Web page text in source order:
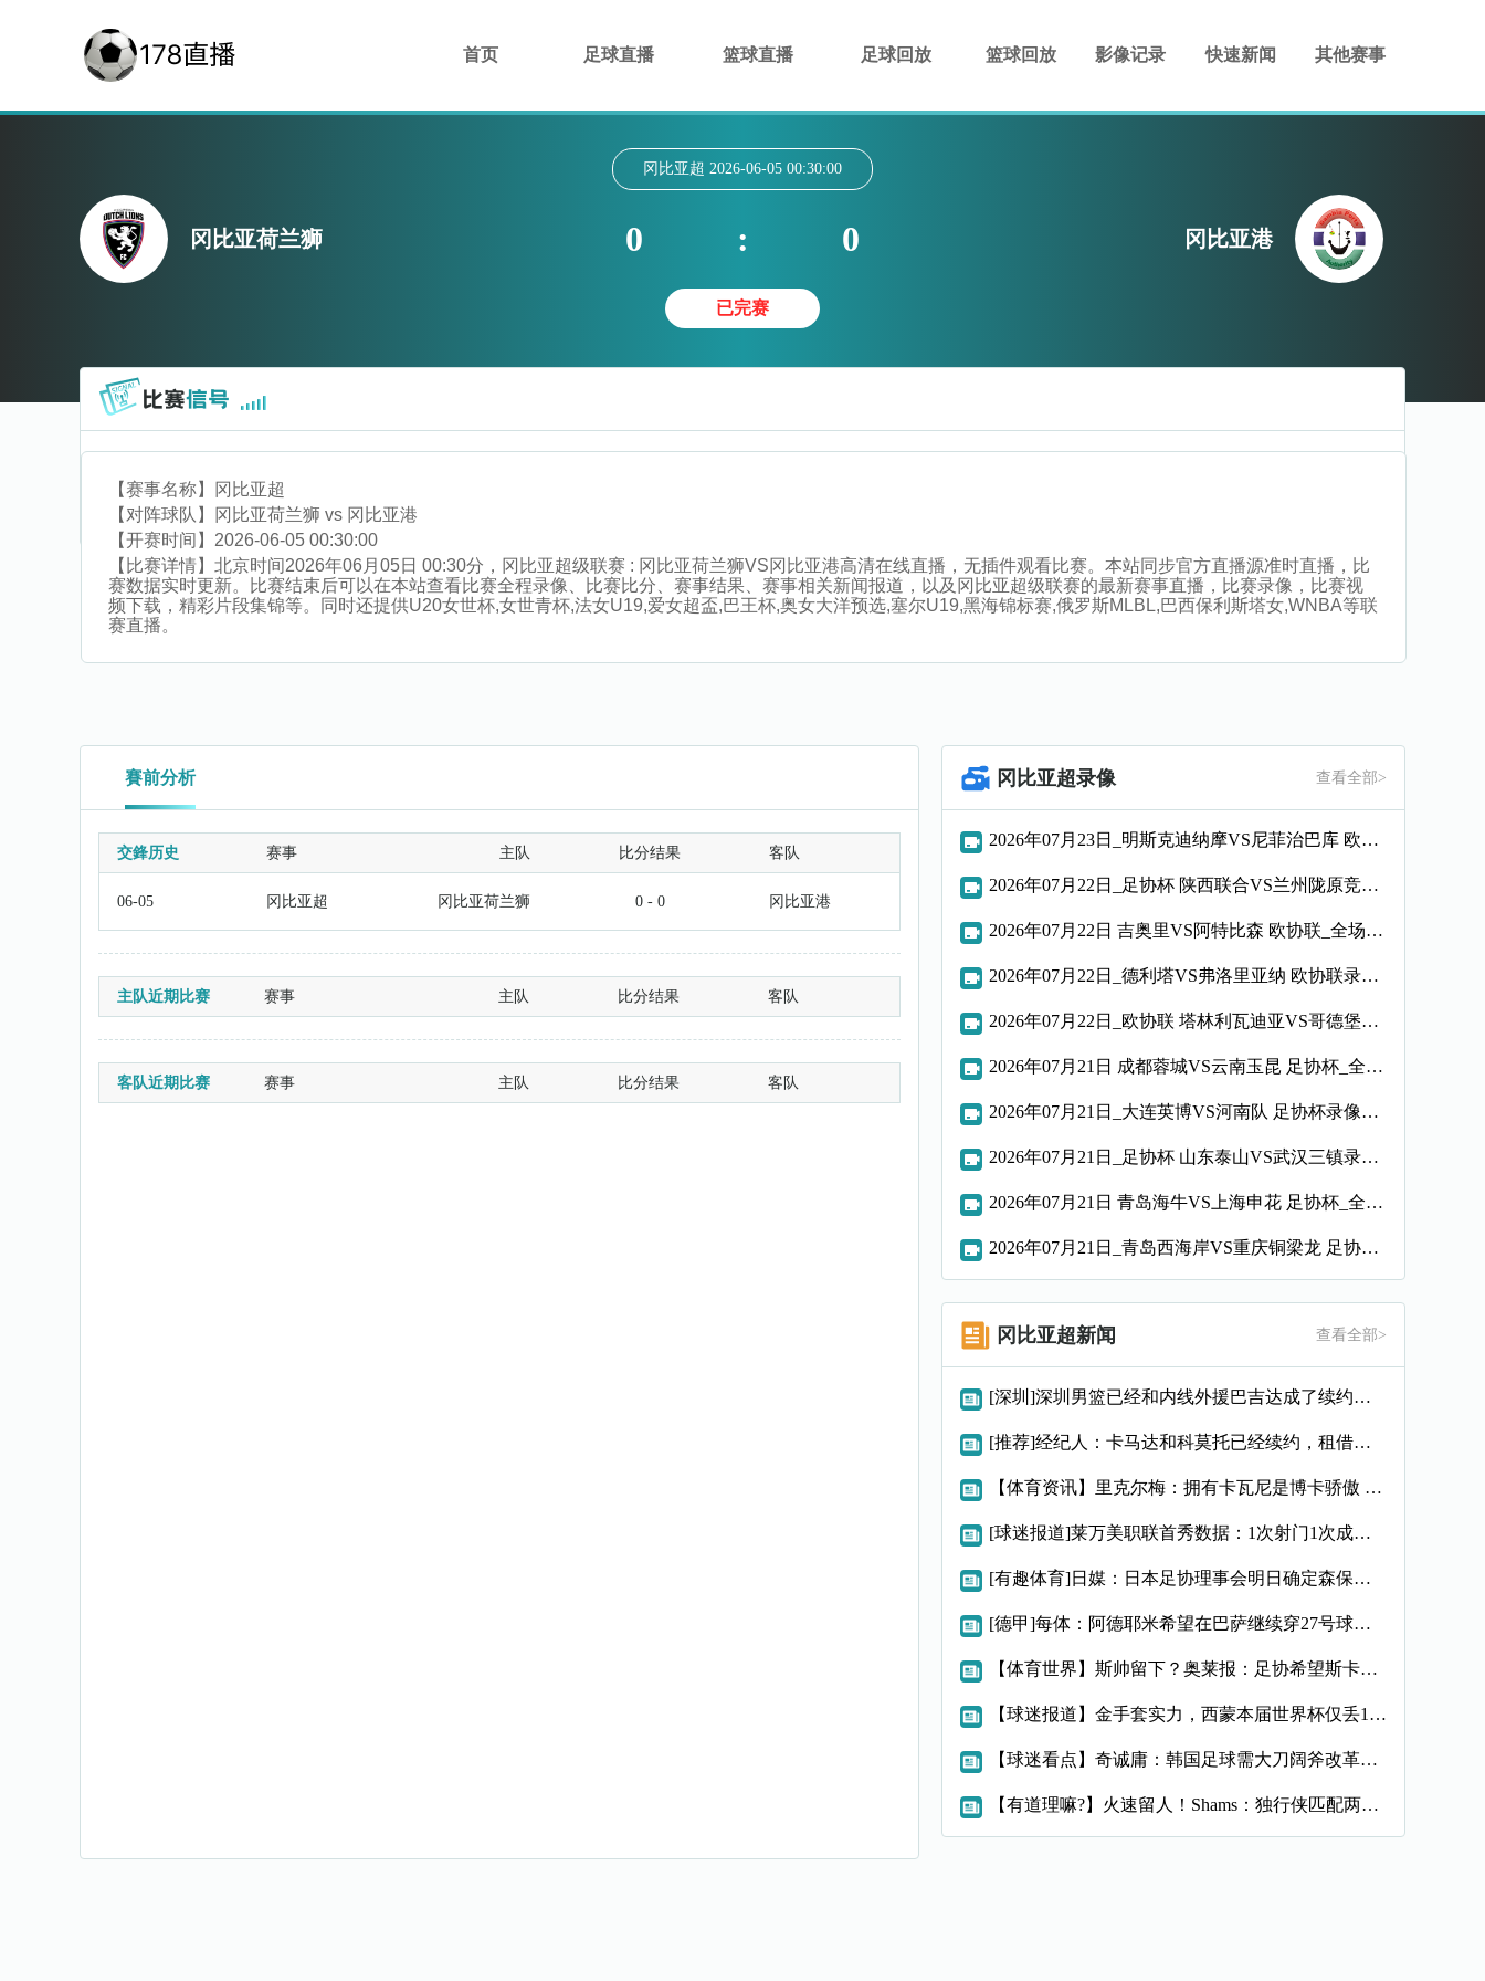
首页 足球直播 篮球直播 足球回放 篮球回放 影像记录 快速新闻 其他赛事
冈比亚荷兰狮
冈比亚超 2026-06-05 00:30:00
0 : 0
已完赛
冈比亚港
【赛事名称】
冈比亚超
【对阵球队】
冈比亚荷兰狮 vs 冈比亚港
【开赛时间】 2026-06-05 00:30:00
【比赛详情】 北京时间2026年06月05日 00:30分，冈比亚超级联赛 : 冈比亚荷兰狮VS冈比亚港高清在线直播，无插件观看比赛。本站同步官方直播源准时直播，比
赛数据实时更新。比赛结束后可以在本站查看比赛全程录像、比赛比分、赛事结果、赛事相关新闻报道，以及冈比亚超级联赛的最新赛事直播，比赛录像，比赛视
频下载，精彩片段集锦等。同时还提供U20女世杯,女世青杯,法女U19,爱女超盃,巴王杯,奥女大洋预选,塞尔U19,黑海锦标赛,俄罗斯MLBL,巴西保利斯塔女,WNBA等联
赛直播。
賽前分析
交鋒历史 赛事 主队 比分结果 客队
06-05 冈比亚超 冈比亚荷兰狮 0 - 0 冈比亚港
主队近期比赛 赛事 主队 比分结果 客队
客队近期比赛 赛事 主队 比分结果 客队
冈比亚超录像 查看全部>
2026年07月23日_明斯克迪纳摩VS尼菲治巴库 欧协联录像_全场录像【高清回放】
2026年07月22日_足协杯 陕西联合VS兰州陇原竞技录像_全场录像【全场回放】
2026年07月22日 吉奥里VS阿特比森 欧协联_全场录像【视频集锦】
2026年07月22日_德利塔VS弗洛里亚纳 欧协联录像_高清录像【全场回放】
2026年07月22日_欧协联 塔林利瓦迪亚VS哥德堡录像_全场录像【高清回放】
2026年07月21日 成都蓉城VS云南玉昆 足协杯_全场录像【视频集锦】
2026年07月21日_大连英博VS河南队 足协杯录像_全场录像【高清回放】
2026年07月21日_足协杯 山东泰山VS武汉三镇录像_全场录像【视频集锦】
2026年07月21日 青岛海牛VS上海申花 足协杯_全场录像【视频集锦】
2026年07月21日_青岛西海岸VS重庆铜梁龙 足协杯录像_全场录像【视频集锦】
冈比亚超新闻 查看全部>
[深圳]深圳男篮已经和内线外援巴吉达成了续约一致
[推荐]经纪人：卡马达和科莫托已经续约，租借？目前的想法是留
【体育资讯】里克尔梅：拥有卡瓦尼是博卡骄傲 斯卡洛尼是史上最
[球迷报道]莱万美职联首秀数据：1次射门1次成功过人预期进球
[有趣体育]日媒：日本足协理事会明日确定森保一续约半年，提案
[德甲]每体：阿德耶米希望在巴萨继续穿27号球衣，但西甲规则
【体育世界】斯帅留下？奥莱报：足协希望斯卡洛尼继续执教，相信
【球迷报道】金手套实力，西蒙本届世界杯仅丢1球，近16场代表
【球迷看点】奇诚庸：韩国足球需大刀阔斧改革，从业者必须清醒过
【有道理嘛?】火速留人！Shams：独行侠匹配两年470万报